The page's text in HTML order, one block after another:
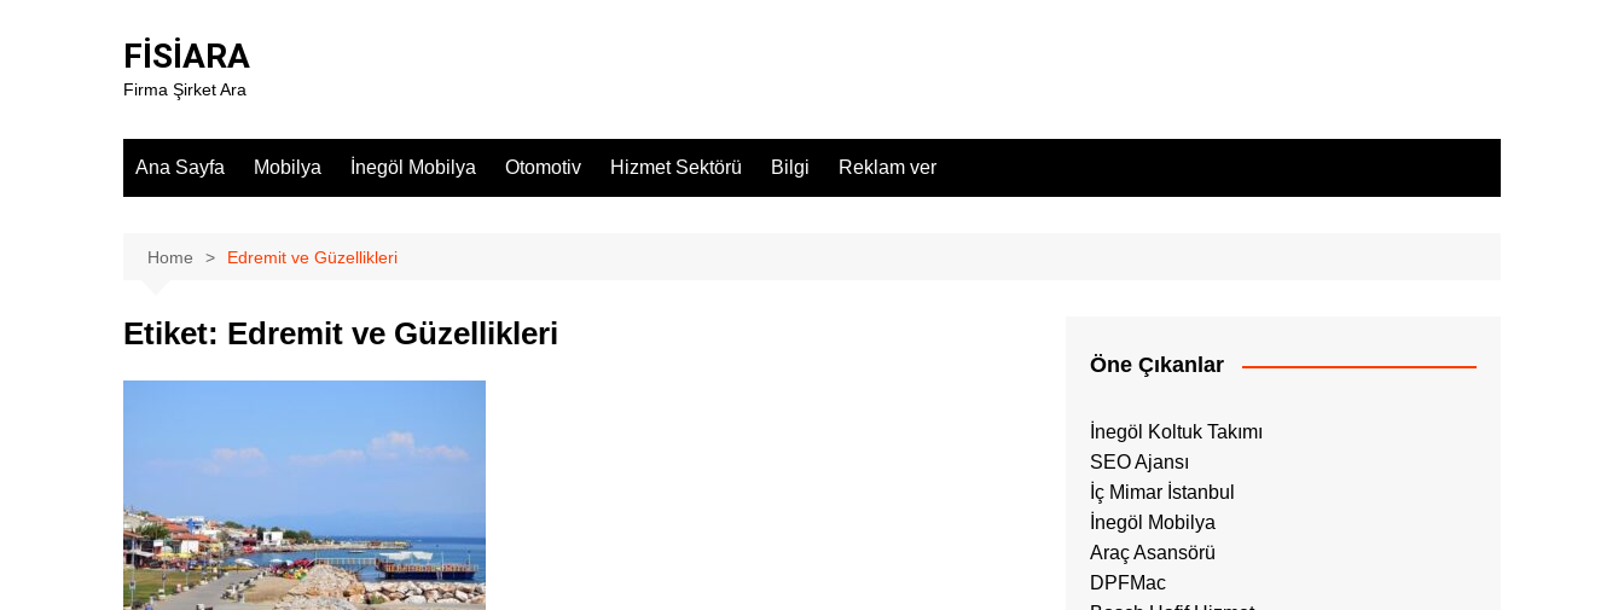
FİSİARA
Firma Şirket Ara
Ana Sayfa Mobilya İnegöl Mobilya Otomotiv Hizmet Sektörü Bilgi Reklam ver
Home Edremit ve Güzellikleri
Etiket: Edremit ve Güzellikleri
Öne Çıkanlar
İnegöl Koltuk Takımı
SEO Ajansı
İç Mimar İstanbul
İnegöl Mobilya
Araç Asansörü
DPFMac